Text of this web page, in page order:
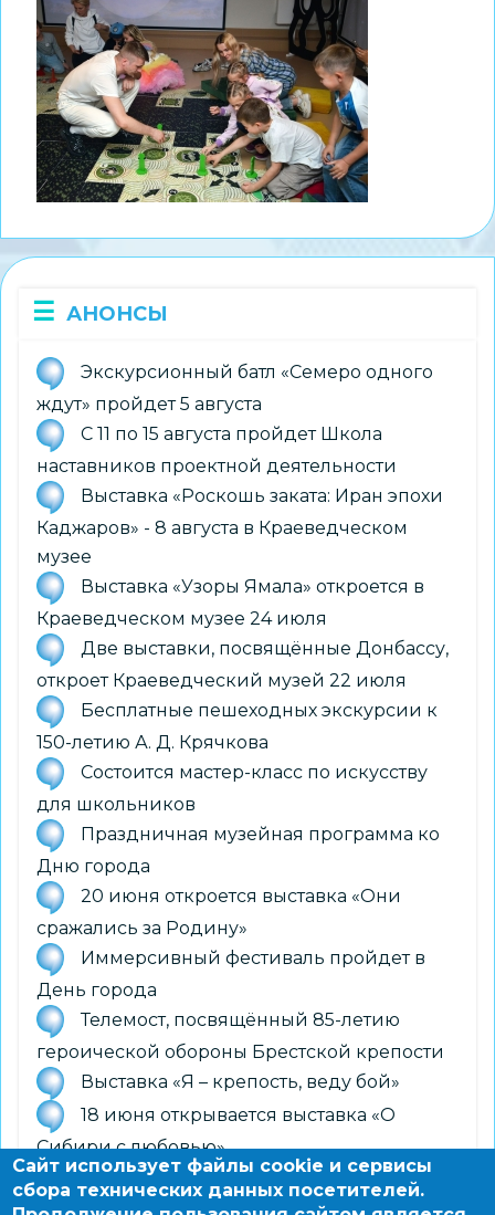
АНОНСЫ
Экскурсионный батл «Семеро одного
ждут» пройдет 5 августа
С 11 по 15 августа пройдет Школа
наставников проектной деятельности
Выставка «Роскошь заката: Иран эпохи
Каджаров» - 8 августа в Краеведческом
музее
Выставка «Узоры Ямала» откроется в
Краеведческом музее 24 июля
Две выставки, посвящённые Донбассу,
откроет Краеведческий музей 22 июля
Бесплатные пешеходных экскурсии к
150-летию А. Д. Крячкова
Состоится мастер-класс по искусству
для школьников
Праздничная музейная программа ко
Дню города
20 июня откроется выставка «Они
сражались за Родину»
Иммерсивный фестиваль пройдет в
День города
Телемост, посвящённый 85-летию
героической обороны Брестской крепости
Выставка «Я – крепость, веду бой»
18 июня открывается выставка «О
Сибири с любовью»
9 июня откроется выставка
«Правильное детство»
Сайт использует файлы cookie и сервисы
сбора технических данных посетителей.